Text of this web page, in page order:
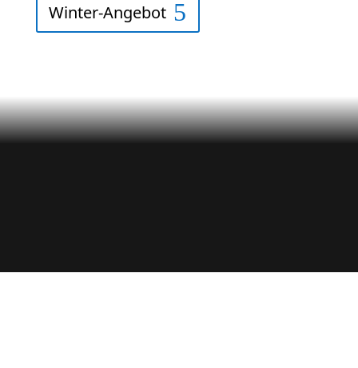
Winter-Angebot